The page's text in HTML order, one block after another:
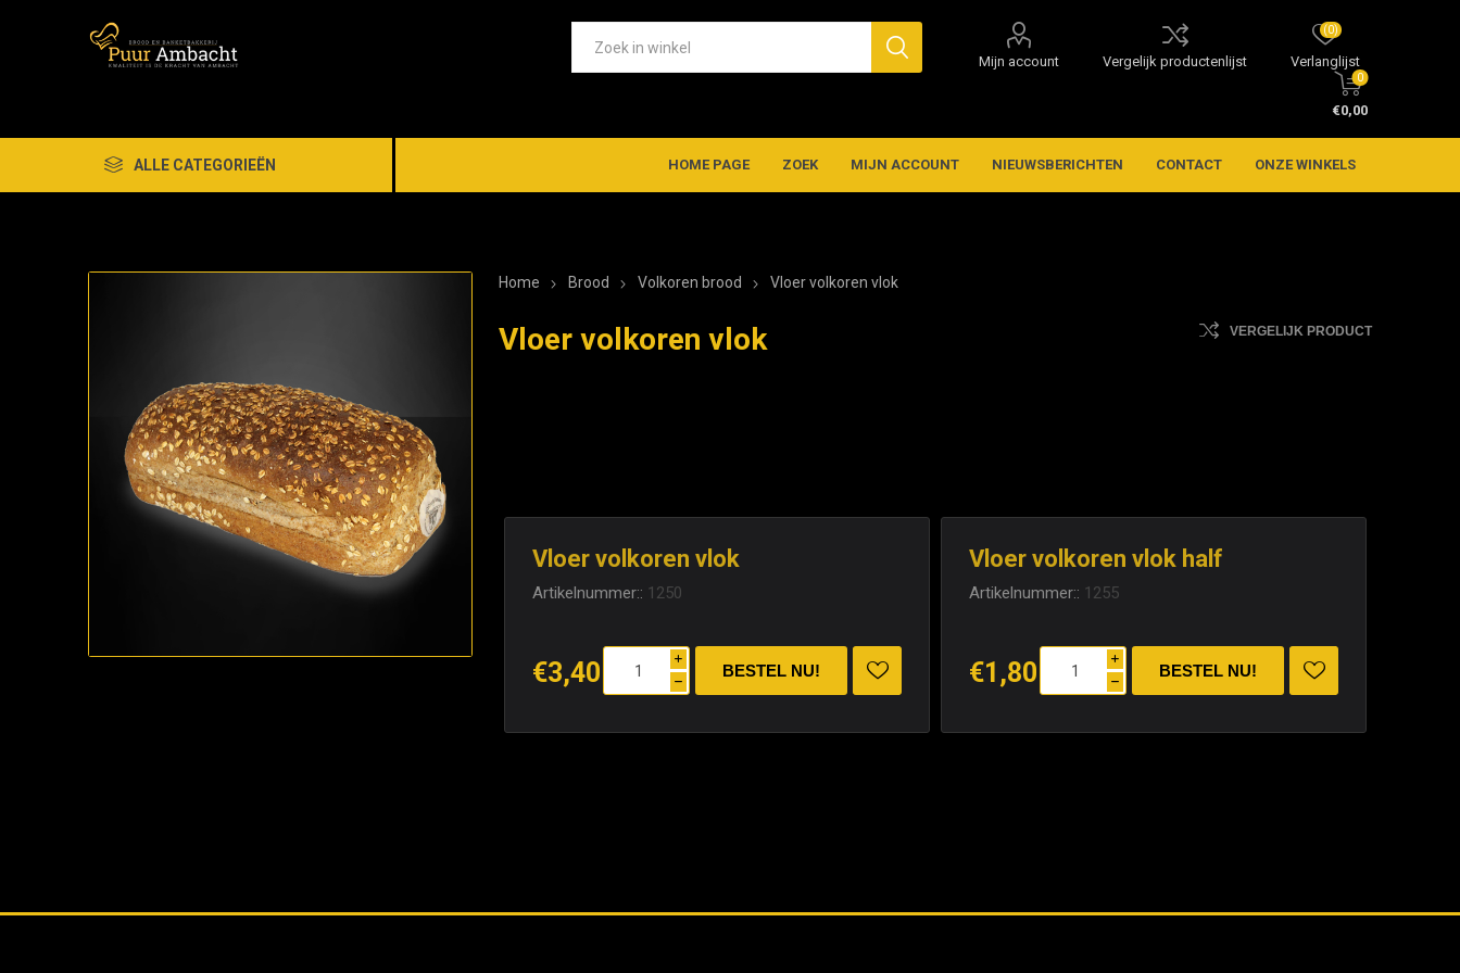
Mijn account Vergelijk productenlijst Verlanglijst
(0)
0
€0,00
ALLE CATEGORIEËN HOME PAGE ZOEK MIJN ACCOUNT NIEUWSBERICHTEN CONTACT ONZE WINKELS
Home Brood Volkoren brood Vloer volkoren vlok
Vloer volkoren vlok VERGELIJK PRODUCT
Vloer volkoren vlok
Artikelnummer:: 1250
€3,40 i
h
Vloer volkoren vlok half
Artikelnummer:: 1255
€1,80 i
h